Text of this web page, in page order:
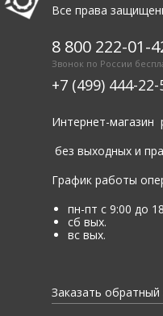
Все права
8 800 222-01-
Звонок по России
+7 (499) 444-22-
Интернет-
без выходных и
График работы
пн-пт с 9:00 до
сб вых.
вс вых.
Заказать обратный